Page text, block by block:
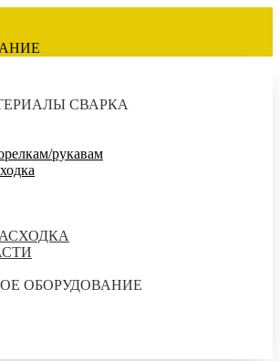
СВАРКА
рукавам
ОБОРУДОВАНИЕ